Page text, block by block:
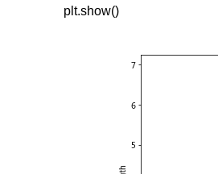
plt.show()